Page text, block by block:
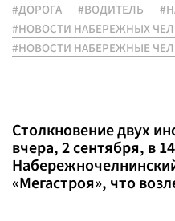
#ДОРОГА
#ВОДИТЕЛЬ
#НОВОСТИ НАБЕРЕЖНЫХ
#НОВОСТИ НАБЕРЕЖНЫЕ
Столкновение двух
вчера, 2 сентября, в
«Мегастроя», что